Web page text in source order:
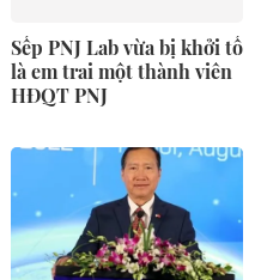
Sếp PNJ Lab vừa bị khởi tố
là em trai một thành viên
HĐQT PNJ